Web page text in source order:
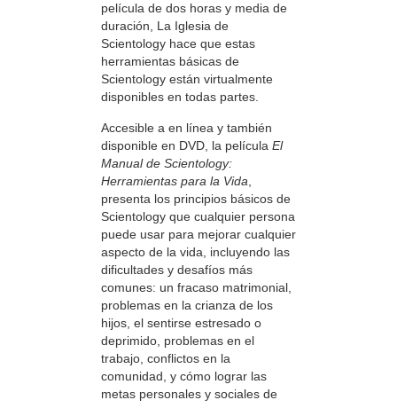
película de dos horas y media de
duración, La Iglesia de
Scientology hace que estas
herramientas básicas de
Scientology están virtualmente
disponibles en todas partes.
Accesible a en línea y también
disponible en DVD, la película El
Manual de Scientology:
Herramientas para la Vida
presenta los principios básicos de
Scientology que cualquier persona
puede usar para mejorar cualquier
aspecto de la vida, incluyendo las
dificultades y desafíos más
comunes: un fracaso matrimonial,
problemas en la crianza de los
hijos, el sentirse estresado o
deprimido, problemas en el
trabajo, conflictos en la
comunidad, y cómo lograr las
metas personales y sociales de